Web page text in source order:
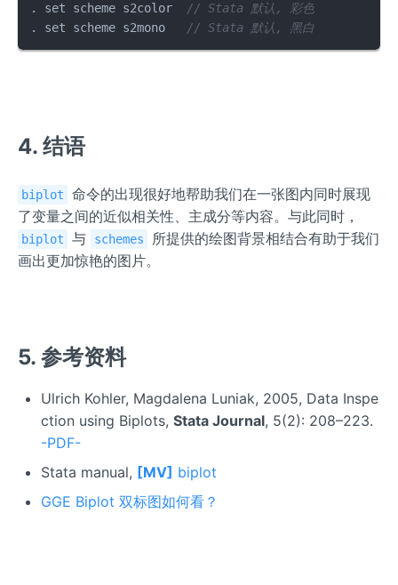
. set scheme s2color
// Stata 默认, 彩色
. set scheme s2mono
// Stata 默认, 黑白
4. 结语
biplot
命令的出现很好地帮助我们在一张图内同时展现
了变量之间的近似相关性、主成分等内容。与此同时，
biplot 与 schemes
所提供的绘图背景相结合有助于我们
画出更加惊艳的图片。
5. 参考资料
Ulrich Kohler, Magdalena Luniak, 2005, Data Inspe
ction using Biplots, Stata Journal, 5(2): 208–223.
-PDF-
Stata manual, [MV] biplot
GGE Biplot 双标图如何看？